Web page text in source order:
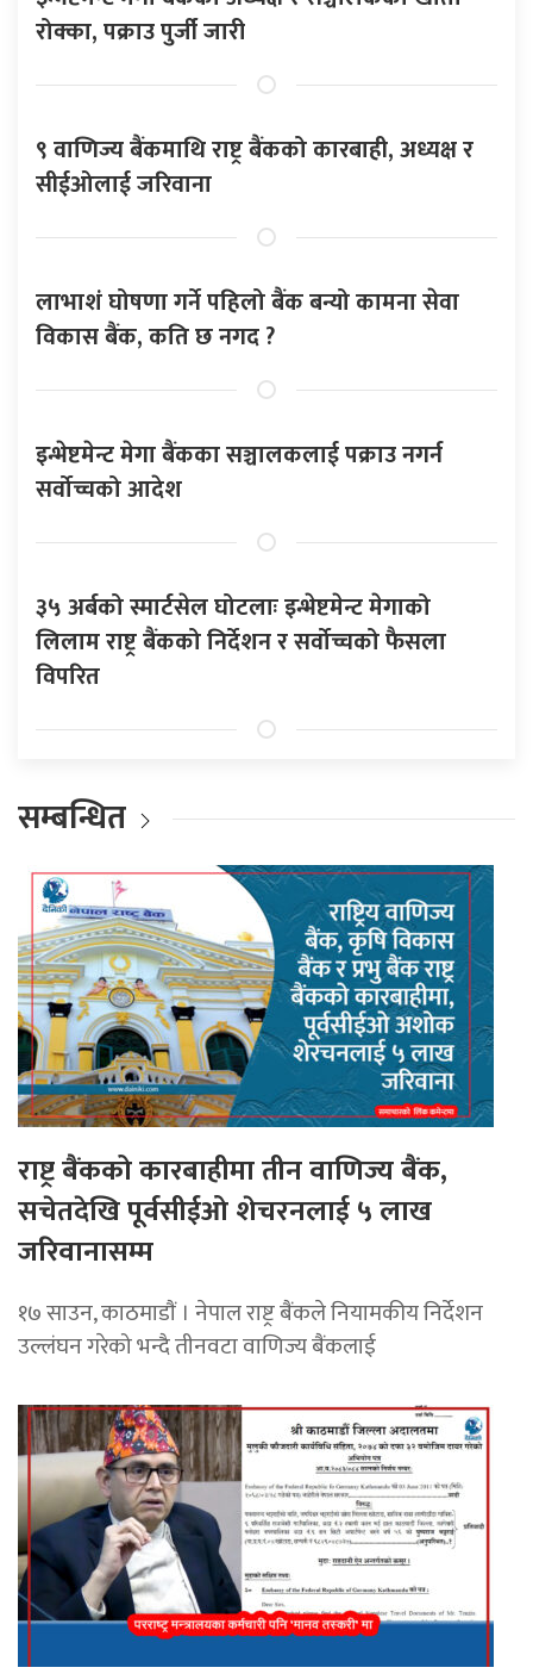
रोक्का, पक्राउ पुर्जी जारी
९ वाणिज्य बैंकमाथि राष्ट्र बैंकको कारबाही, अध्यक्ष र
सीईओलाई जरिवाना
लाभाशं घोषणा गर्ने पहिलो बैंक बन्यो कामना सेवा
विकास बैंक, कति छ नगद ?
इन्भेष्टमेन्ट मेगा बैंकका सञ्चालकलाई पक्राउ नगर्न
सर्वोच्चको आदेश
३५ अर्बको स्मार्टसेल घोटलाः इन्भेष्टमेन्ट मेगाको
लिलाम राष्ट्र बैंकको निर्देशन र सर्वोच्चको फैसला
विपरित
सम्बन्धित
राष्ट्र बैंकको कारबाहीमा तीन वाणिज्य बैंक,
सचेतदेखि पूर्वसीईओ शेचरनलाई ५ लाख
जरिवानासम्म
१७ साउन, काठमाडाैं । नेपाल राष्ट्र बैंकले नियामकीय निर्देशन
उल्लंघन गरेको भन्दै तीनवटा वाणिज्य बैंकलाई